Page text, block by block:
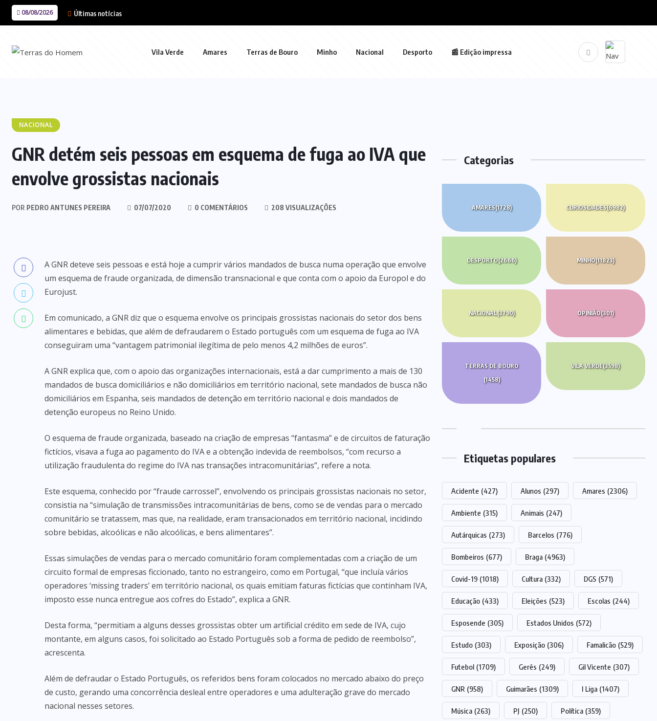
08/08/2026 Últimas notícias
Vila Verde Amares Terras de Bouro Minho Nacional Desporto 📰 Edição impressa
NACIONAL
GNR detém seis pessoas em esquema de fuga ao IVA que
envolve grossistas nacionais
POR PEDRO ANTUNES PEREIRA 07/07/2020 0 COMENTÁRIOS 208 VISUALIZAÇÕES
A GNR deteve seis pessoas e está hoje a cumprir vários mandados de busca numa operação que envolve
um esquema de fraude organizada, de dimensão transnacional e que conta com o apoio da Europol e do
Eurojust.
Em comunicado, a GNR diz que o esquema envolve os principais grossistas nacionais do setor dos bens
alimentares e bebidas, que além de defraudarem o Estado português com um esquema de fuga ao IVA
conseguiram uma “vantagem patrimonial ilegítima de pelo menos 4,2 milhões de euros”.
A GNR explica que, com o apoio das organizações internacionais, está a dar cumprimento a mais de 130
mandados de busca domiciliários e não domiciliários em território nacional, sete mandados de busca não
domiciliários em Espanha, seis mandados de detenção em território nacional e dois mandados de
detenção europeus no Reino Unido.
O esquema de fraude organizada, baseado na criação de empresas “fantasma” e de circuitos de faturação
fictícios, visava a fuga ao pagamento do IVA e a obtenção indevida de reembolsos, “com recurso a
utilização fraudulenta do regime do IVA nas transações intracomunitárias”, refere a nota.
Este esquema, conhecido por “fraude carrossel”, envolvendo os principais grossistas nacionais no setor,
consistia na “simulação de transmissões intracomunitárias de bens, como se de vendas para o mercado
comunitário se tratassem, mas que, na realidade, eram transacionados em território nacional, incidindo
sobre bebidas, alcoólicas e não alcoólicas, e bens alimentares”.
Essas simulações de vendas para o mercado comunitário foram complementadas com a criação de um
circuito formal de empresas ficcionado, tanto no estrangeiro, como em Portugal, “que incluía vários
operadores ‘missing traders’ em território nacional, os quais emitiam faturas fictícias que continham IVA,
imposto esse nunca entregue aos cofres do Estado”, explica a GNR.
Desta forma, “permitiam a alguns desses grossistas obter um artificial crédito em sede de IVA, cujo
montante, em alguns casos, foi solicitado ao Estado Português sob a forma de pedido de reembolso”,
acrescenta.
Além de defraudar o Estado Português, os referidos bens foram colocados no mercado abaixo do preço
de custo, gerando uma concorrência desleal entre operadores e uma adulteração grave do mercado
nacional nesses setores.
Categorias
AMARES(1728) CURIOSIDADES(6982)
DESPORTO(2666) MINHO(11823)
NACIONAL(3790) OPINIÃO(301)
TERRAS DE BOURO
(1458)
VILA VERDE(3598)
Etiquetas populares
Acidente (427) Alunos (297) Amares (2306)
Ambiente (315) Animais (247)
Autárquicas (273) Barcelos (776)
Bombeiros (677) Braga (4963)
Covid-19 (1018) Cultura (332) DGS (571)
Educação (433) Eleições (523) Escolas (244)
Esposende (305) Estados Unidos (572)
Estudo (303) Exposição (306) Famalicão (529)
Futebol (1709) Gerês (249) Gil Vicente (307)
GNR (958) Guimarães (1309) I Liga (1407)
Música (263) PJ (250) Política (359)